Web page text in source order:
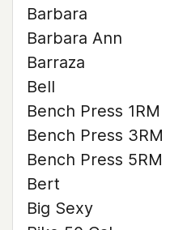
Barbara
Barbara Ann
Barraza
Bell
Bench Press 1RM
Bench Press 3RM
Bench Press 5RM
Bert
Big Sexy